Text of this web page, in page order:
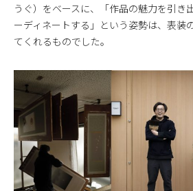
うぐ）をベースに、「作品の魅力を引き
ーディネートする」という姿勢は、表装
てくれるものでした。